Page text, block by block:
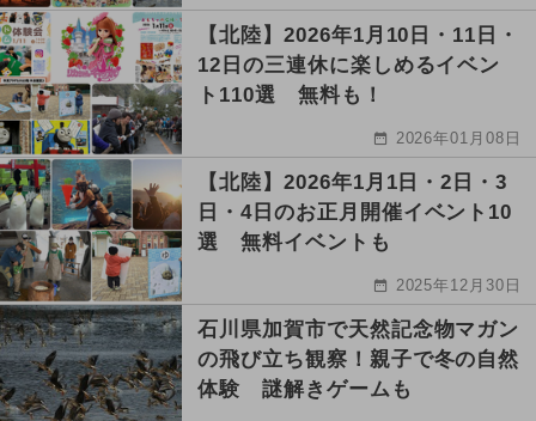
【北陸】2026年1月10日・11日・
12日の三連休に楽しめるイベン
ト110選 無料も！
2026年01月08日
【北陸】2026年1月1日・2日・3
日・4日のお正月開催イベント10
選 無料イベントも
2025年12月30日
石川県加賀市で天然記念物マガン
の飛び立ち観察！親子で冬の自然
体験 謎解きゲームも